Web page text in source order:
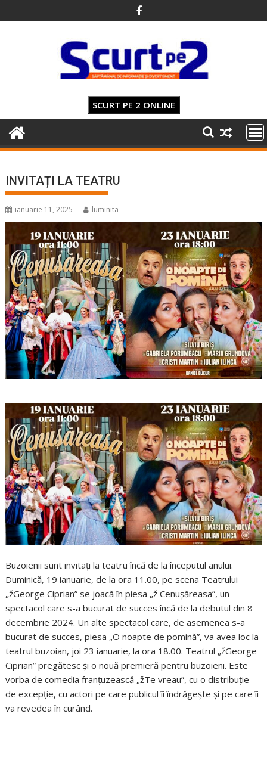
to
SCURT PE 2 ONLINE
INVITAȚI LA TEATRU
ianuarie 11, 2025 luminita
Buzoienii sunt invitați la teatru încă de la începutul anului.
Duminică, 19 ianuarie, de la ora 11.00, pe scena Teatrului
„žGeorge Ciprian” se joacă în piesa „ž Cenușăreasa”, un
spectacol care s-a bucurat de succes încă de la debutul din 8
decembrie 2024. Un alte spectacol care, de asemenea s-a
bucurat de succes, piesa „O noapte de pomină”, va avea loc la
teatrul buzoian, joi 23 ianuarie, la ora 18.00. Teatrul „žGeorge
Ciprian” pregătesc și o nouă premieră pentru buzoieni. Este
vorba de comedia franțuzească „žTe vreau”, cu o distribuție
de excepție, cu actori pe care publicul îi îndrăgește și pe care îi
va revedea în curând.